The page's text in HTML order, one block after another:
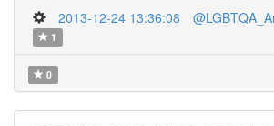
2013-12-24 13:36:08
1
0